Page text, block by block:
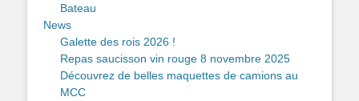
Bateau
News
Galette des rois 2026 !
Repas saucisson vin rouge 8 novembre 2025
Découvrez de belles maquettes de camions au
MCC